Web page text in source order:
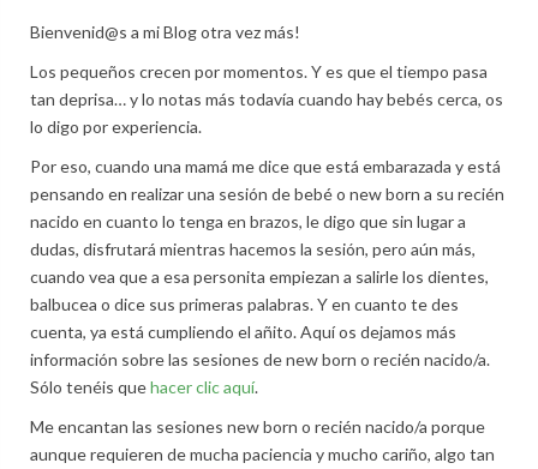
Bienvenid@s a mi Blog otra vez más!
Los pequeños crecen por momentos. Y es que el tiempo pasa
tan deprisa… y lo notas más todavía cuando hay bebés cerca, os
lo digo por experiencia.
Por eso, cuando una mamá me dice que está embarazada y está
pensando en realizar una sesión de bebé o new born a su recién
nacido en cuanto lo tenga en brazos, le digo que sin lugar a
dudas, disfrutará mientras hacemos la sesión, pero aún más,
cuando vea que a esa personita empiezan a salirle los dientes,
balbucea o dice sus primeras palabras. Y en cuanto te des
cuenta, ya está cumpliendo el añito. Aquí os dejamos más
información sobre las sesiones de new born o recién nacido/a.
Sólo tenéis quehacer clic aquí.
Me encantan las sesiones new born o recién nacido/a porque
aunque requieren de mucha paciencia y mucho cariño, algo tan